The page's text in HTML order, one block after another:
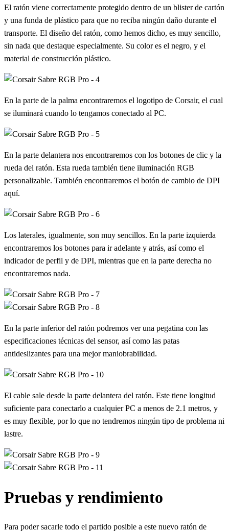
El ratón viene correctamente protegido dentro de un blister de cartón
y una funda de plástico para que no reciba ningún daño durante el
transporte. El diseño del ratón, como hemos dicho, es muy sencillo,
sin nada que destaque especialmente. Su color es el negro, y el
material de construcción plástico.
En la parte de la palma encontraremos el logotipo de Corsair, el cual
se iluminará cuando lo tengamos conectado al PC.
En la parte delantera nos encontraremos con los botones de clic y la
rueda del ratón. Esta rueda también tiene iluminación RGB
personalizable. También encontraremos el botón de cambio de DPI
aquí.
Los laterales, igualmente, son muy sencillos. En la parte izquierda
encontraremos los botones para ir adelante y atrás, así como el
indicador de perfil y de DPI, mientras que en la parte derecha no
encontraremos nada.
En la parte inferior del ratón podremos ver una pegatina con las
especificaciones técnicas del sensor, así como las patas
antideslizantes para una mejor maniobrabilidad.
El cable sale desde la parte delantera del ratón. Este tiene longitud
suficiente para conectarlo a cualquier PC a menos de 2.1 metros, y
es muy flexible, por lo que no tendremos ningún tipo de problema ni
lastre.
Pruebas y rendimiento
Para poder sacarle todo el partido posible a este nuevo ratón de